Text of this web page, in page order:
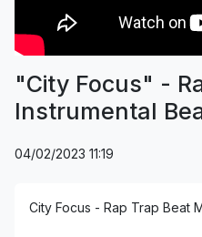
"City Focus" -
Instrumental
04/02/2023 11:19
City Focus - Rap Trap Beat